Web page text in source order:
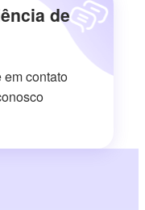
de
em contato